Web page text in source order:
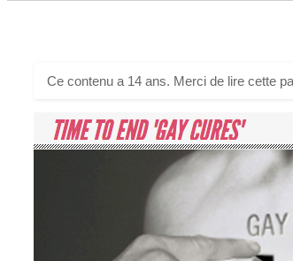
Ce contenu a 14 ans. Merci de lire cette